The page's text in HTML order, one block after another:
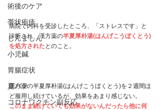
術後のケア
帯状疱疹
じんましん
小児鍼
胃腸症状
夏バテ
コロナワクチン副反応
病院で内科を受診したところ、「ストレスです」と
診断され、漢方薬の半夏厚朴湯(はんげこうぼくとう)
を処方された とのこと。
漢方薬の半夏厚朴湯(はんげこうぼくとう)を２週間ほ
ど服用し続けているが、効果をあまり感じない。
このまま続けていても効果がないんだったら他に何